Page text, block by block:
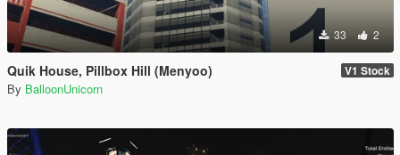
33 2
Quik House, Pillbox Hill (Menyoo) V1 Stock
By BalloonUnicorn